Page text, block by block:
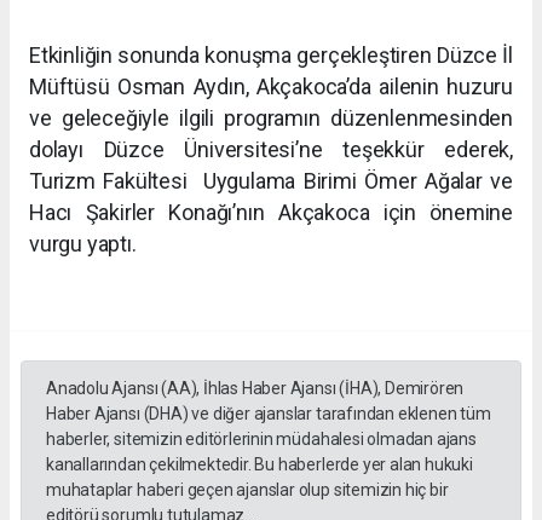
Etkinliğin sonunda konuşma gerçekleştiren Düzce İl
Müftüsü Osman Aydın, Akçakoca’da ailenin huzuru
ve geleceğiyle ilgili programın düzenlenmesinden
dolayı Düzce Üniversitesi’ne teşekkür ederek,
Turizm Fakültesi Uygulama Birimi Ömer Ağalar ve
Hacı Şakirler Konağı’nın Akçakoca için önemine
vurgu yaptı.
Anadolu Ajansı (AA), İhlas Haber Ajansı (İHA), Demirören
Haber Ajansı (DHA) ve diğer ajanslar tarafından eklenen tüm
haberler, sitemizin editörlerinin müdahalesi olmadan ajans
kanallarından çekilmektedir. Bu haberlerde yer alan hukuki
muhataplar haberi geçen ajanslar olup sitemizin hiç bir
editörü sorumlu tutulamaz...